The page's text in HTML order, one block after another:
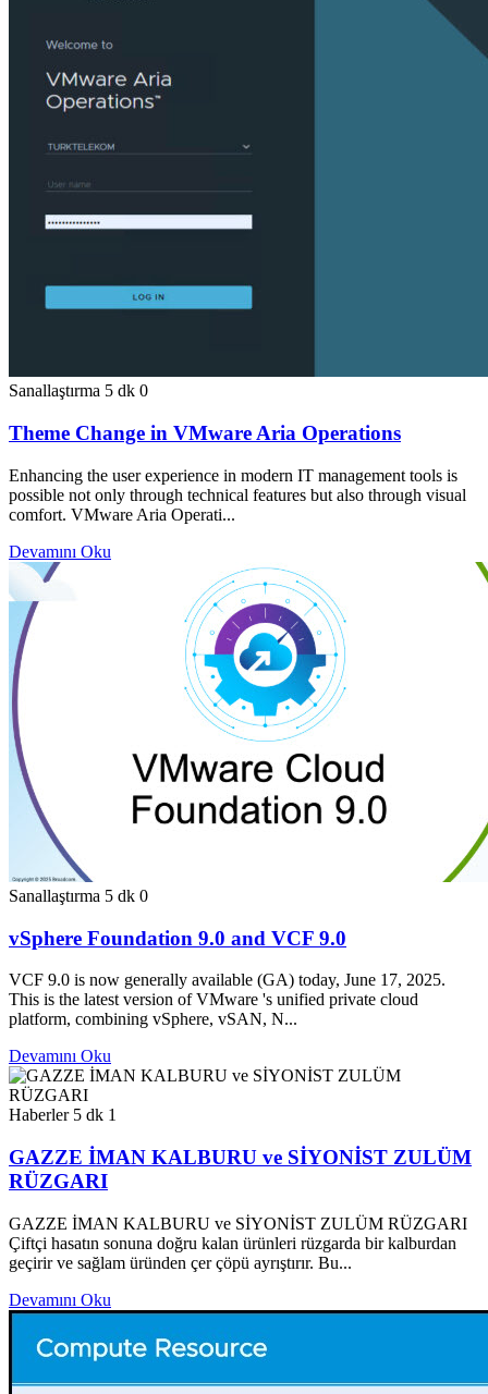
Sanallaştırma 5 dk 0
Theme Change in VMware Aria Operations
Enhancing the user experience in modern IT management tools is
possible not only through technical features but also through visual
comfort. VMware Aria Operati...
Devamını Oku
Sanallaştırma 5 dk 0
vSphere Foundation 9.0 and VCF 9.0
VCF 9.0 is now generally available (GA) today, June 17, 2025.
This is the latest version of VMware 's unified private cloud
platform, combining vSphere, vSAN, N...
Devamını Oku
Haberler 5 dk 1
GAZZE İMAN KALBURU ve SİYONİST ZULÜM
RÜZGARI
GAZZE İMAN KALBURU ve SİYONİST ZULÜM RÜZGARI
Çiftçi hasatın sonuna doğru kalan ürünleri rüzgarda bir kalburdan
geçirir ve sağlam üründen çer çöpü ayrıştırır. Bu...
Devamını Oku